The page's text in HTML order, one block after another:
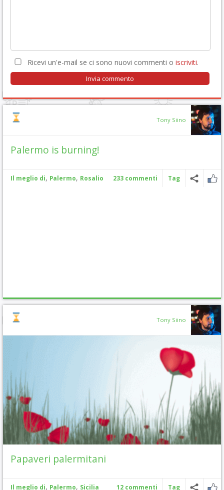
Ricevi un'e-mail se ci sono nuovi commenti o iscriviti.
Tony Siino
Palermo is burning!
Il meglio di, Palermo, Rosalio 233 commenti Tag
Tony Siino
Papaveri palermitani
Il meglio di, Palermo, Sicilia 12 commenti Tag